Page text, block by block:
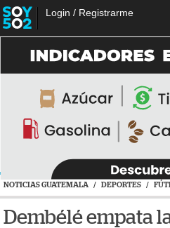
Login / Registrarme
NOTICIAS GUATEMALA / DEPORTES /
Dembélé empata